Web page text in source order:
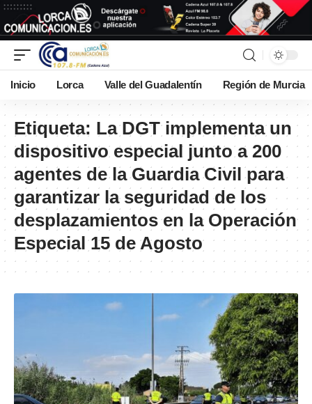
Inicio Lorca Valle del Guadalentín Región de Murcia
Etiqueta: La DGT implementa un
dispositivo especial junto a 200
agentes de la Guardia Civil para
garantizar la seguridad de los
desplazamientos en la Operación
Especial 15 de Agosto